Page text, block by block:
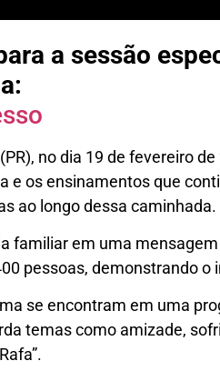
a sessão
no dia 19 de fevereiro
e os ensinamentos que
ao longo dessa caminhada.
familiar em uma
pessoas, demonstrando
se encontram em uma
temas como amizade,